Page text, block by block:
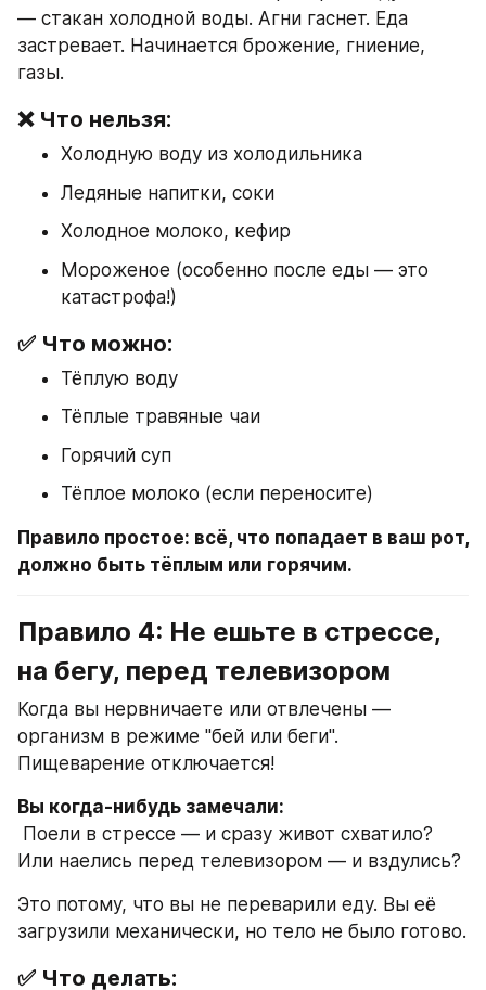
— стакан холодной воды. Агни гаснет. Еда
застревает. Начинается брожение, гниение,
газы.
❌ Что нельзя:
Холодную воду из холодильника
Ледяные напитки, соки
Холодное молоко, кефир
Мороженое (особенно после еды — это
катастрофа!)
✅ Что можно:
Тёплую воду
Тёплые травяные чаи
Горячий суп
Тёплое молоко (если переносите)
Правило простое: всё, что попадает в ваш рот,
должно быть тёплым или горячим.
Правило 4: Не ешьте в стрессе,
на бегу, перед телевизором
Когда вы нервничаете или отвлечены —
организм в режиме "бей или беги".
Пищеварение отключается!
Вы когда-нибудь замечали:
Или наелись перед телевизором — и вздулись?
Это потому, что вы не переварили еду. Вы её
загрузили механически, но тело не было готово.
✅ Что делать: